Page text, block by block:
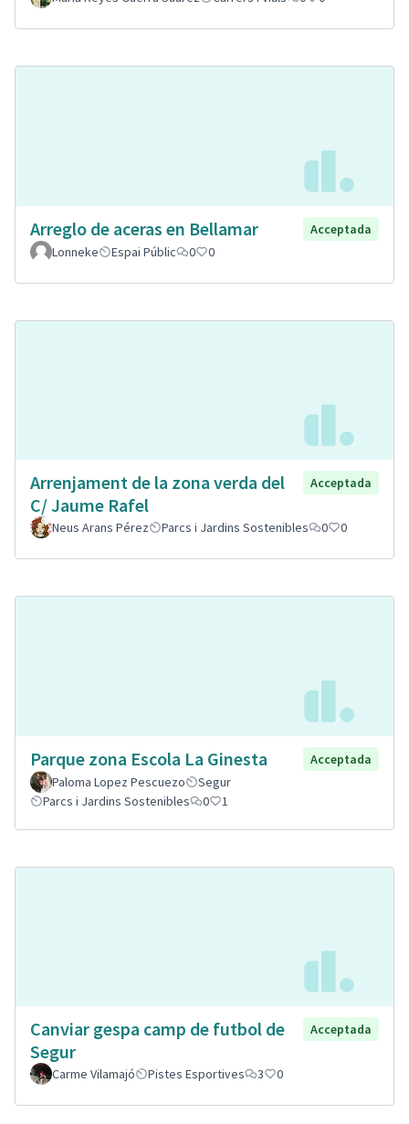
Arreglo de aceras en Bellamar
Acceptada
Lonneke
Espai Públic 0 0
Arrenjament de la zona verda del
C/ Jaume Rafel
Acceptada
Neus Arans Pérez Parcs i Jardins Sostenibles 0 0
Parque zona Escola La Ginesta
Acceptada
Paloma Lopez Pescuezo
Segur
Parcs i Jardins Sostenibles
0 1
Canviar gespa camp de futbol de
Segur
Acceptada
Carme Vilamajó Pistes Esportives 3 0